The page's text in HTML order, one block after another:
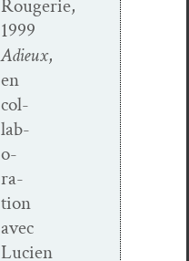
Rougerie,
1999
Adieux,
en
col­
lab­
o­
ra­
tion
avec
Lucien